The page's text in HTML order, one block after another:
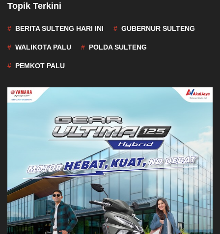
Topik Terkini
BERITA SULTENG HARI INI GUBERNUR SULTENG
WALIKOTA PALU POLDA SULTENG
PEMKOT PALU